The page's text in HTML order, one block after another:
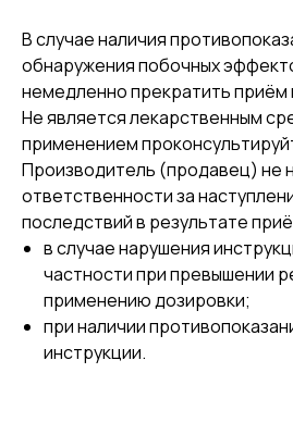
В случае наличия
обнаружения побочных
немедленно прекратить приём
Не является лекарственным
применением
Производитель (продавец) не
ответственности за
последствий в результате
в случае нарушения
частности при превышении
применению дозировки;
при наличии
инструкции.